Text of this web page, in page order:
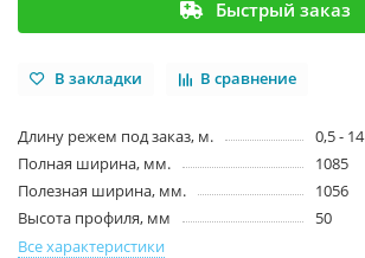
Быстрый заказ
В закладки В сравнение
Длину режем под заказ, м.
0,5 - 14
Полная ширина, мм.
1085
Полезная ширина, мм.
1056
Высота профиля, мм
50
Все характеристики